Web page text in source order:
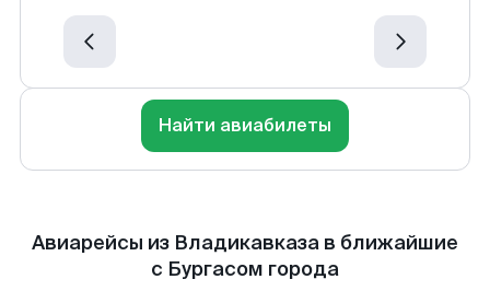
Найти авиабилеты
Авиарейсы из Владикавказа в ближайшие
с Бургасом города